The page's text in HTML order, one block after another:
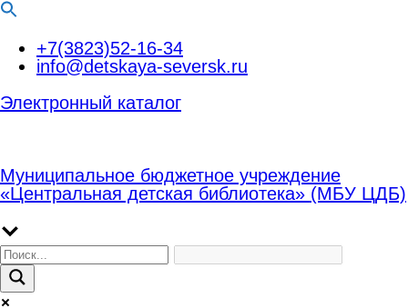
Перейти+7(3823)52-16-34
info@detskaya-seversk.ru
Электронный каталог
Муниципальное бюджетное учреждение
«Центральная детская библиотека» (МБУ ЦДБ)